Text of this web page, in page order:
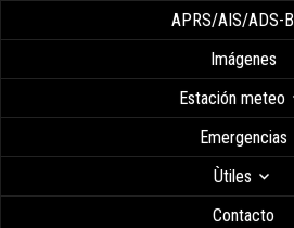
APRS/AIS/ADS-B
Imágenes
Estación meteo
Emergencias
Ùtiles
Contacto